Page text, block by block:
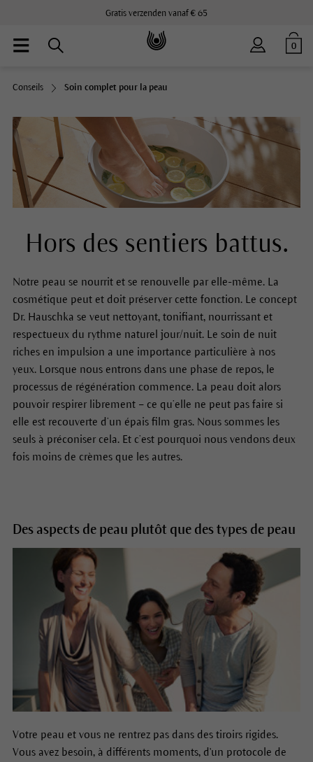
Gratis verzenden vanaf € 65
0
Conseils Soin complet pour la peau
Hors des sentiers battus.
Notre peau se nourrit et se renouvelle par elle-même. La
cosmétique peut et doit préserver cette fonction. Le concept
Dr. Hauschka se veut nettoyant, tonifiant, nourrissant et
respectueux du rythme naturel jour/nuit. Le soin de nuit
riches en impulsion a une importance particulière à nos
yeux. Lorsque nous entrons dans une phase de repos, le
processus de régénération commence. La peau doit alors
pouvoir respirer librement – ce qu’elle ne peut pas faire si
elle est recouverte d’un épais film gras. Nous sommes les
seuls à préconiser cela. Et c’est pourquoi nous vendons deux
fois moins de crèmes que les autres.
Des aspects de peau plutôt que des types de peau
Votre peau et vous ne rentrez pas dans des tiroirs rigides.
Vous avez besoin, à différents moments, d'un protocole de